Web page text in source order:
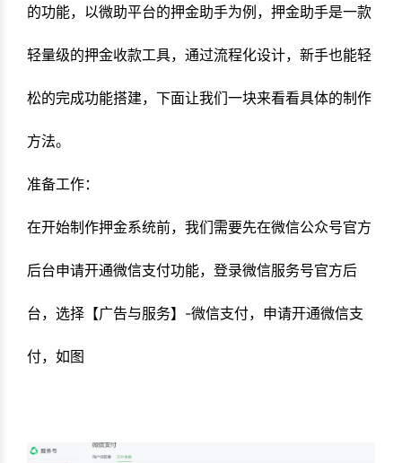
的功能，以微助平台的押金助手为例，押金助手是一款
轻量级的押金收款工具，通过流程化设计，新手也能轻
松的完成功能搭建，下面让我们一块来看看具体的制作
方法。
准备工作：
在开始制作押金系统前，我们需要先在微信公众号官方
后台申请开通微信支付功能， 登录微信服务号官方后
台，选择【广告与服务】-微信支付，申请开通微信支
付，如图